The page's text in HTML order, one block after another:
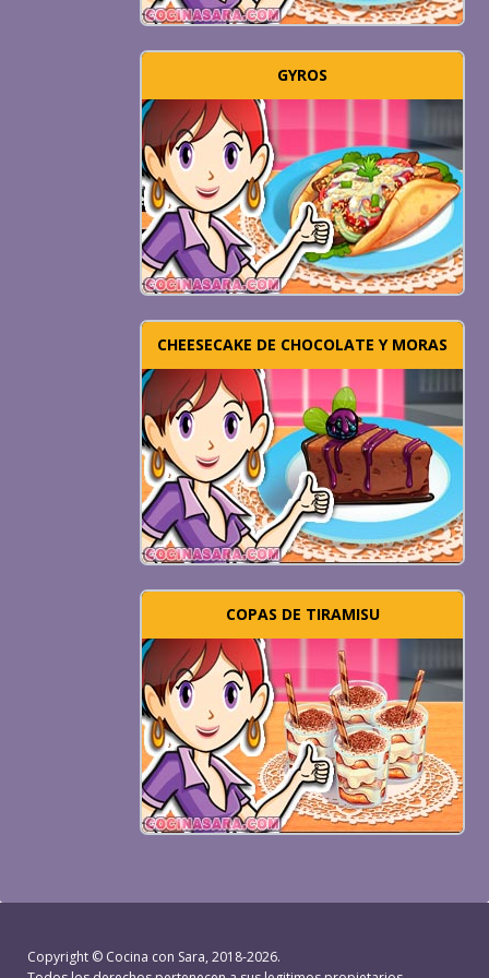
GYROS
CHEESECAKE DE CHOCOLATE Y MORAS
COPAS DE TIRAMISU
Copyright © Cocina con Sara, 2018-2026.